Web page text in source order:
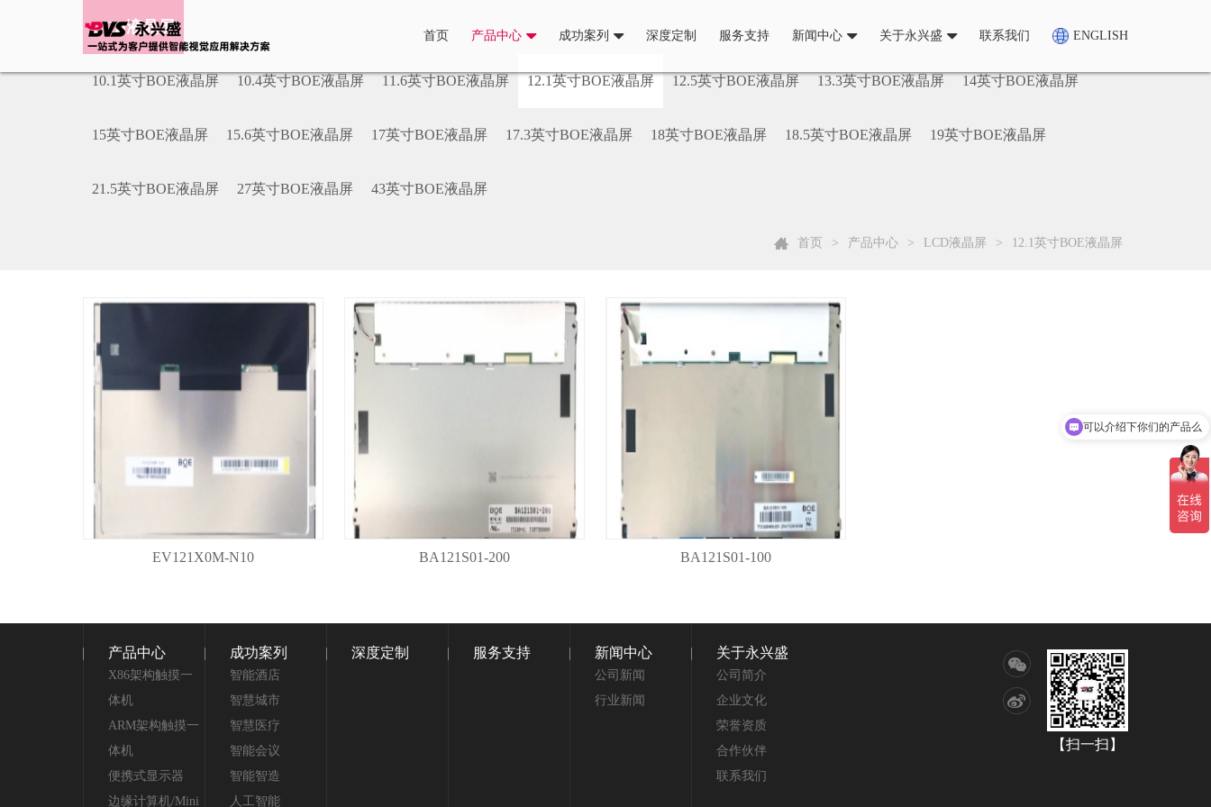
首页 产品中心 成功案列 深度定制 服务支持 新闻中心 关于永兴盛 联系我们 ENGLISH
LCD液晶屏
10.1英寸BOE液晶屏 10.4英寸BOE液晶屏 11.6英寸BOE液晶屏 12.1英寸BOE液晶屏 12.5英寸BOE液晶屏 13.3英寸BOE液晶屏 14英寸BOE液晶屏
15英寸BOE液晶屏 15.6英寸BOE液晶屏 17英寸BOE液晶屏 17.3英寸BOE液晶屏 18英寸BOE液晶屏 18.5英寸BOE液晶屏 19英寸BOE液晶屏
21.5英寸BOE液晶屏 27英寸BOE液晶屏 43英寸BOE液晶屏
首页 > 产品中心 > LCD液晶屏 > 12.1英寸BOE液晶屏
EV121X0M-N10 BA121S01-200 BA121S01-100
【扫一扫】
产品中心
X86架构触摸一
体机
ARM架构触摸一
体机
便携式显示器
边缘计算机/Mini
成功案列
智能酒店
智慧城市
智慧医疗
智能会议
智能智造
人工智能
深度定制 服务支持 新闻中心
公司新闻
行业新闻
关于永兴盛
公司简介
企业文化
荣誉资质
合作伙伴
联系我们
可以介绍下你们的产品么